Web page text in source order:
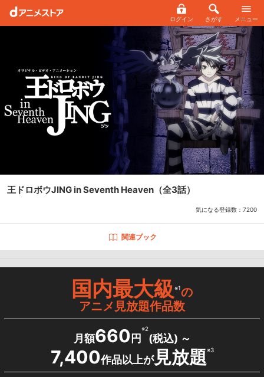
ログイン さがす メニュー
王ドロボウJING in Seventh Heaven （全3話）
気になる登録数： 7200
関連ブック
国内最大級※1の
アニメ見放題作品数
月額660 円
※2
(税込) ～
7,400作品以上が見放題※3